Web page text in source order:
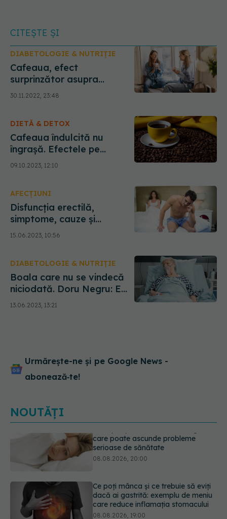
CITEȘTE ȘI
DIABETOLOGIE & NUTRIȚIE
Cafeaua, efect
surprinzător asupra
diabetului. Ce se întâmplă
dacă beți mai mult de 3 trei
30.11.2022, 23:48
DIETĂ & DETOX
Cafeaua îndulcită nu
îngrașă. Efectele pe
termen lung ale zahărului în
09.10.2023, 12:10
AFECȚIUNI
Disfuncția erectilă,
simptome, cauze și
tratament. Ce boli pot
provoca impotență
15.06.2023, 10:56
DIABETOLOGIE & NUTRIȚIE
Boala care nu se vindecă
niciodată. Doru Negru: E
îngrozitoare. Sunt ticălos,
sunt rău. La canal nu au
13.06.2023, 13:21
Urmărește-ne și pe Google News -
abonează‑te!
NOUTĂȚI
Ce poți mânca și ce trebuie să eviți
dacă ai gastrită: exemplu de meniu
Microplasticele pot traversa bariera
placentară și modifica hormonii